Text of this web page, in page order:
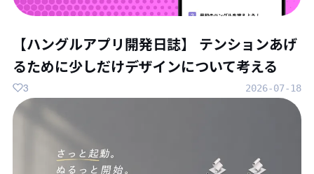
【ハングルアプリ開発日誌】 テンションあげ
るために少しだけデザインについて考える
2026-07-18
3